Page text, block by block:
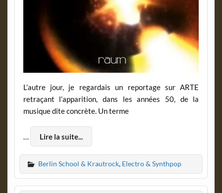
L’autre jour, je regardais un reportage sur ARTE
retraçant l’apparition, dans les années 50, de la
musique dite concrète. Un terme
… Lire la suite...
Berlin School & Krautrock, Electro & Synthpop